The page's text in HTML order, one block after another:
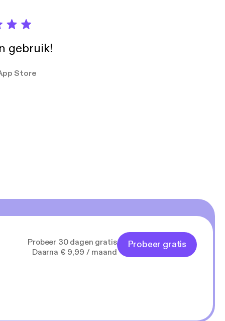
gebruik!
Store
Probeer 30 dagen gratis
Daarna € 9,99 / maand
Probeer gratis